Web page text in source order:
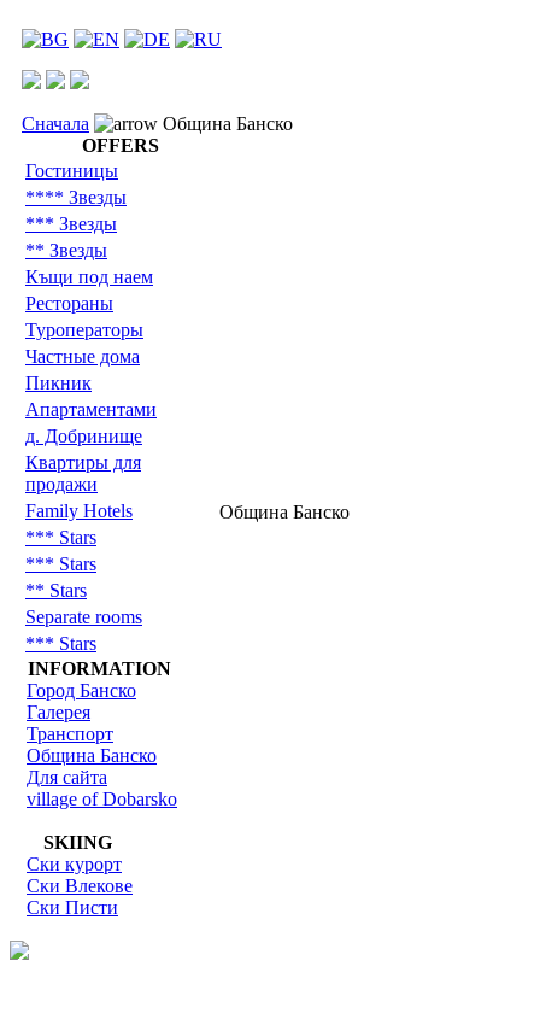
Сначала
Община Банско
OFFERS
Гостиницы
**** Звезды
*** Звезды
** Звезды
Къщи под наем
Рестораны
Туроператоры
Частные дома
Пикник
Aпартаментами
д. Добринище
Квартиры для
продажи
Family Hotels
*** Stars
*** Stars
** Stars
Separate rooms
*** Stars
INFORMATION
Город Банско
Галерея
Транспорт
Община Банско
Для сайта
village of Dobarsko
SKIING
Ски курорт
Ски Влекове
Ски Писти
Община Банско